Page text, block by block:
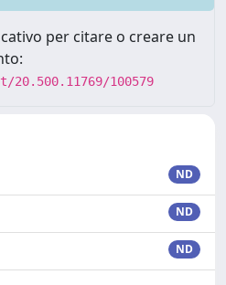
per citare o creare un
100579
ND
ND
ND